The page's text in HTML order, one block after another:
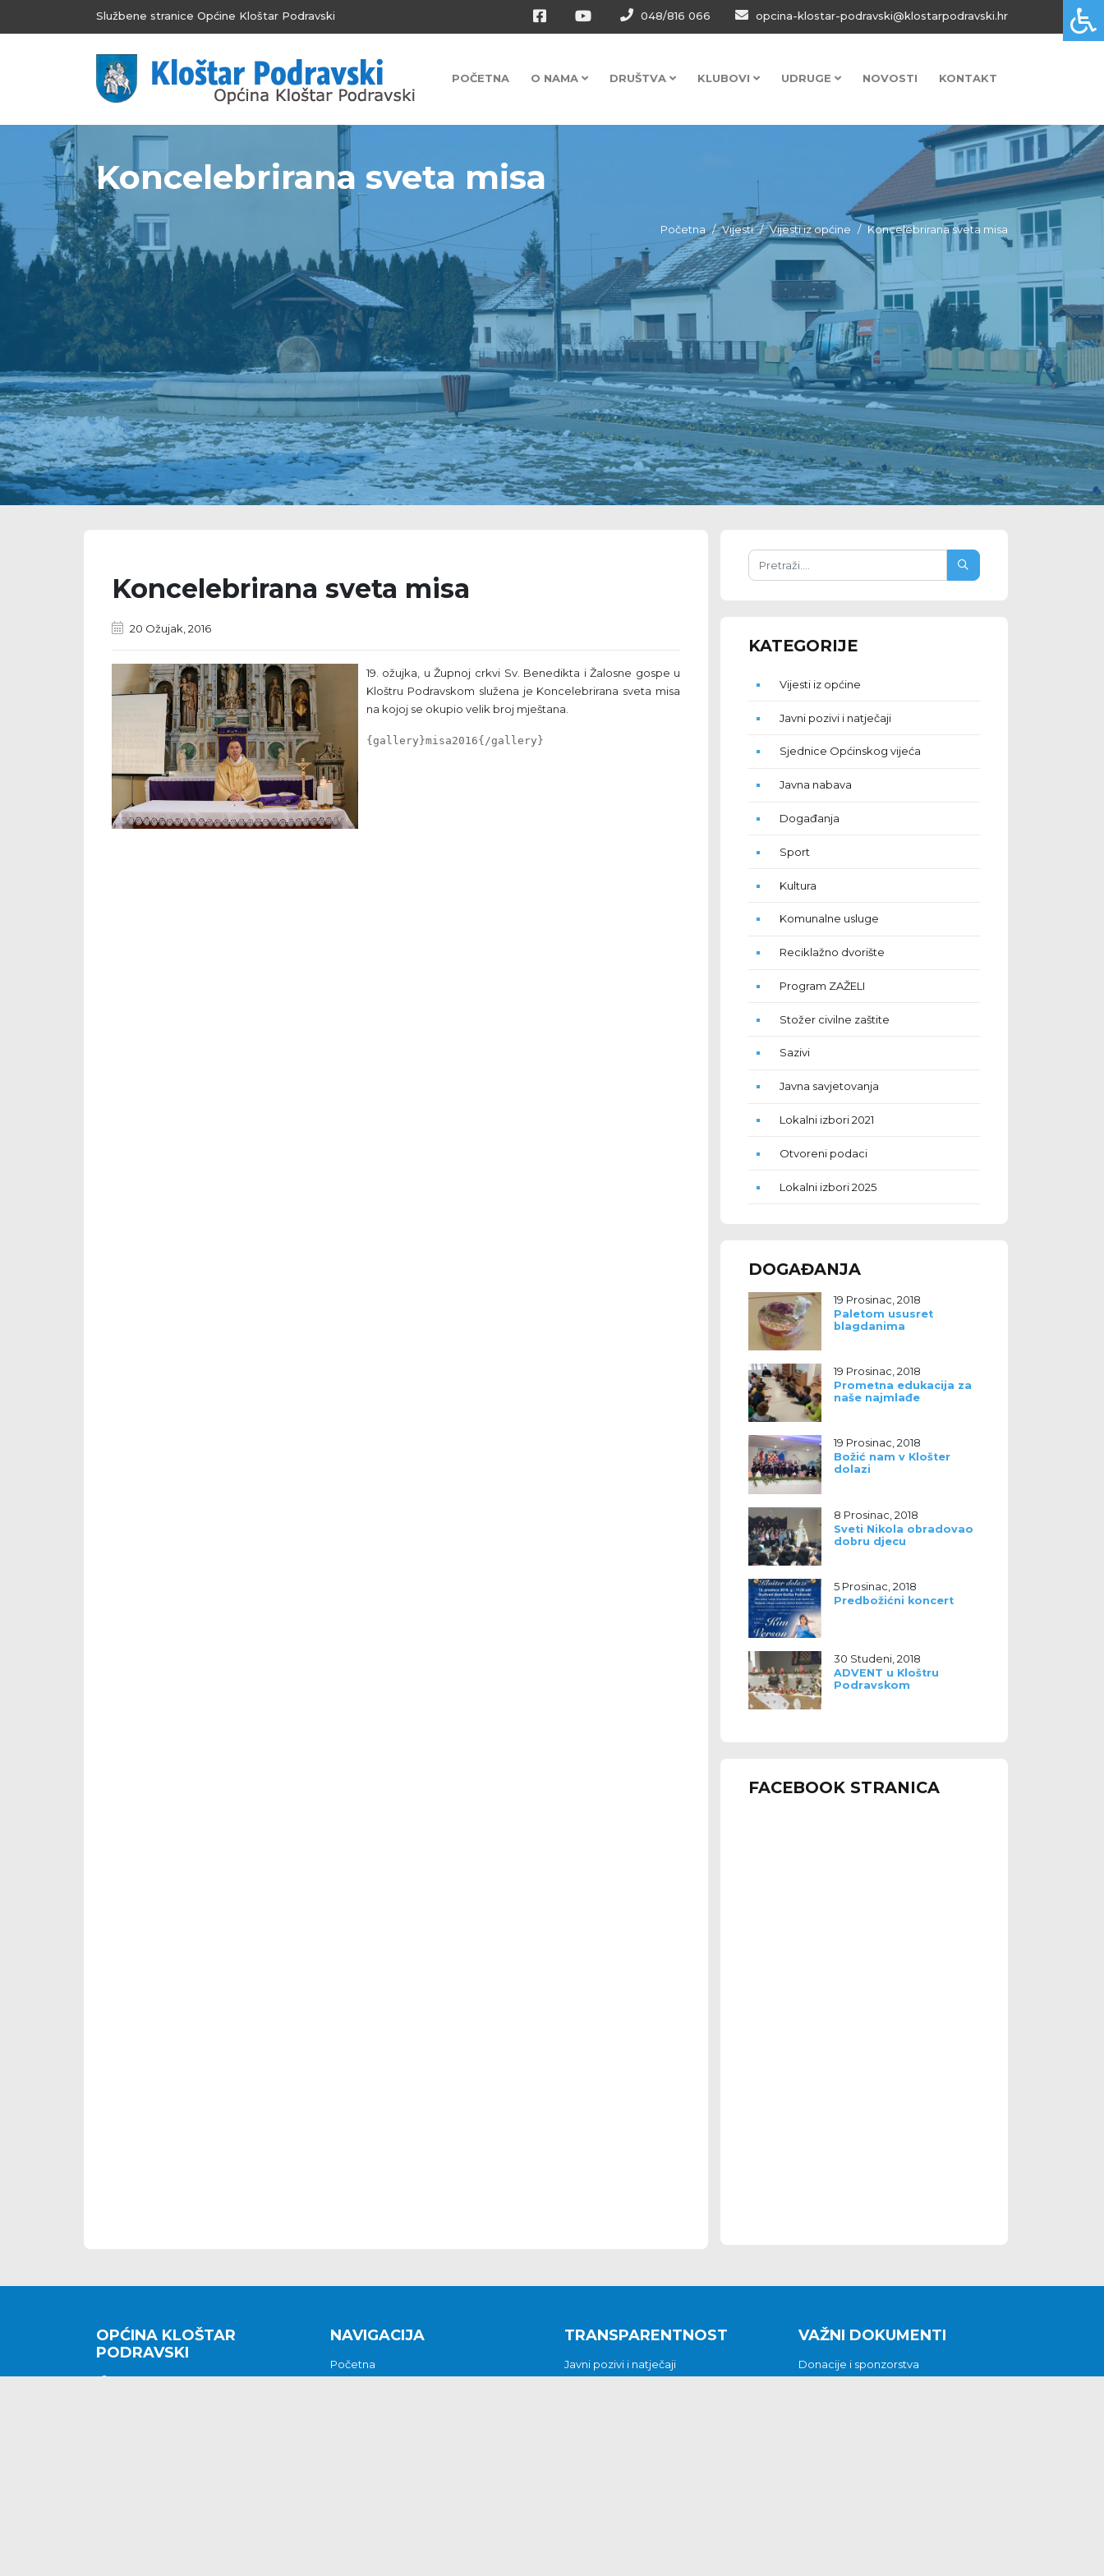
Službene stranice Općine Kloštar Podravski 048/816 066 opcina-klostar-podravski@klostarpodravski.hr
POČETNA O NAMA DRUŠTVA KLUBOVI UDRUGE NOVOSTI KONTAKT
Koncelebrirana sveta misa
Početna Vijesti Vijesti iz općine Koncelebrirana sveta misa
Koncelebrirana sveta misa
20 Ožujak, 2016
19. ožujka, u Župnoj crkvi Sv. Benedikta i Žalosne gospe u
Kloštru Podravskom služena je Koncelebrirana sveta misa
na kojoj se okupio velik broj mještana.
{gallery}misa2016{/gallery}
KATEGORIJE
Vijesti iz općine
Javni pozivi i natječaji
Sjednice Općinskog vijeća
Javna nabava
Događanja
Sport
Kultura
Komunalne usluge
Reciklažno dvorište
Program ZAŽELI
Stožer civilne zaštite
Sazivi
Javna savjetovanja
Lokalni izbori 2021
Otvoreni podaci
Lokalni izbori 2025
DOGAĐANJA
19 Prosinac, 2018
Paletom ususret
blagdanima
19 Prosinac, 2018
Prometna edukacija za
naše najmlađe
19 Prosinac, 2018
Božić nam v Klošter
dolazi
8 Prosinac, 2018
Sveti Nikola obradovao
dobru djecu
5 Prosinac, 2018
Predbožićni koncert
30 Studeni, 2018
ADVENT u Kloštru
Podravskom
FACEBOOK STRANICA
OPĆINA KLOŠTAR
PODRAVSKI
NAVIGACIJA
Početna
TRANSPARENTNOST
Javni pozivi i natječaji
VAŽNI DOKUMENTI
Donacije i sponzorstva